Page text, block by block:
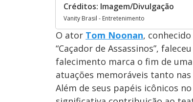
Créditos: Imagem/Divulgação
Vanity Brasil - Entretenimento
O ator Tom Noonan,
“Caçador de Assassinos”,
falecimento marca o fim de
atuações memoráveis tanto
Além de seus papéis icônicos